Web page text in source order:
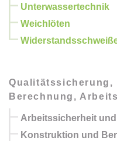
Unterwassertechnik
Weichlöten
Qualitätssicherung,
Berechnung,
Arbeitssicherheit
Konstruktion und